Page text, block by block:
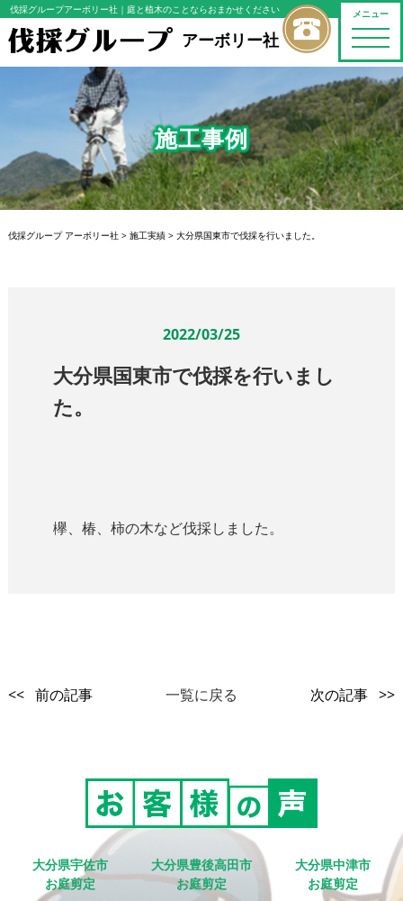
メニュー
toggle
伐採グループアーボリー社｜庭と植木のことならおまかせください
アーボリー社
施工事例
伐採グループ アーボリー社> 施工実績> 大分県国東市で伐採を行いました。
2022/03/25
大分県国東市で伐採を行いまし
た。
欅、椿、柿の木など伐採しました。
<< 前の記事 一覧に戻る 次の記事 >>
大分県宇佐市
お庭剪定
大分県豊後高田市
お庭剪定
大分県中津市
お庭剪定